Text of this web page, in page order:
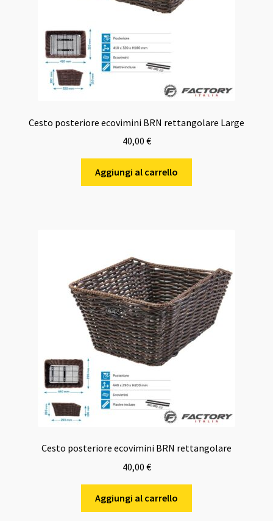
Cesto posteriore ecovimini BRN rettangolare Large
40,00 €
Aggiungi al carrello
Cesto posteriore ecovimini BRN rettangolare
40,00 €
Aggiungi al carrello